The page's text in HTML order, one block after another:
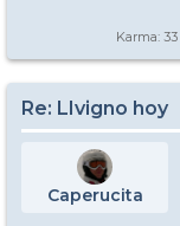
Karma: 33
Re: LIvigno hoy
Caperucita